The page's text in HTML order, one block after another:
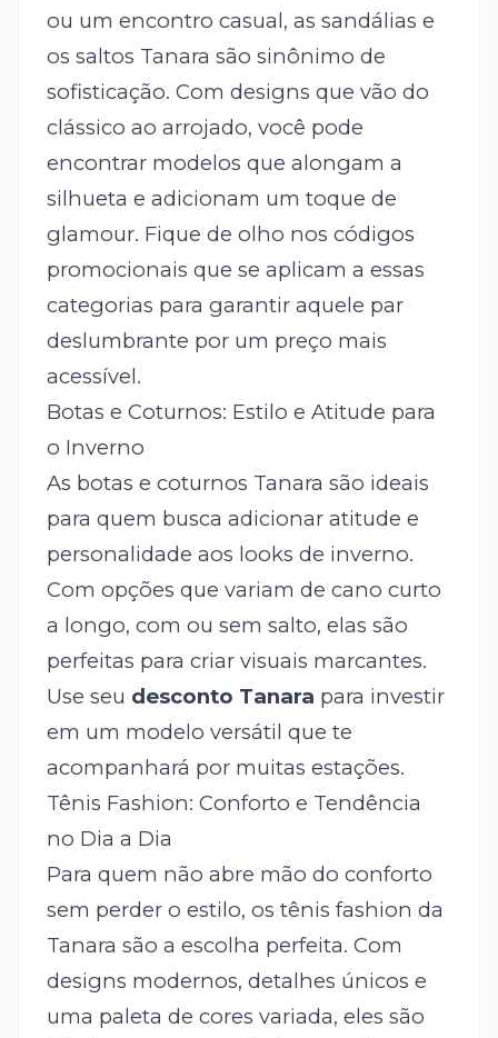
ou um encontro casual, as sandálias e
os saltos Tanara são sinônimo de
sofisticação. Com designs que vão do
clássico ao arrojado, você pode
encontrar modelos que alongam a
silhueta e adicionam um toque de
glamour. Fique de olho nos códigos
promocionais que se aplicam a essas
categorias para garantir aquele par
deslumbrante por um preço mais
acessível.
Botas e Coturnos: Estilo e Atitude para
o Inverno
As botas e coturnos Tanara são ideais
para quem busca adicionar atitude e
personalidade aos looks de inverno.
Com opções que variam de cano curto
a longo, com ou sem salto, elas são
perfeitas para criar visuais marcantes.
Use seu desconto Tanara para investir
em um modelo versátil que te
acompanhará por muitas estações.
Tênis Fashion: Conforto e Tendência
no Dia a Dia
Para quem não abre mão do conforto
sem perder o estilo, os tênis fashion da
Tanara são a escolha perfeita. Com
designs modernos, detalhes únicos e
uma paleta de cores variada, eles são